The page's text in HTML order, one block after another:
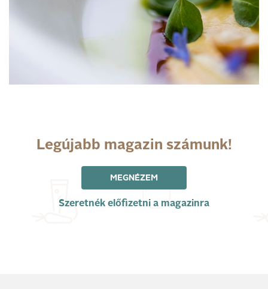
Legújabb magazin számunk!
MEGNÉZEM
Szeretnék előfizetni a magazinra